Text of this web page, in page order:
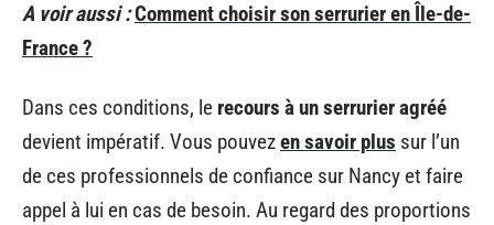
A voir aussi :Comment choisir son serrurier en Île-de-
France ?
Dans ces conditions, le recours à un serrurier agréé
devient impératif. Vous pouvezen savoir plus sur l’un
de ces professionnels de confiance sur Nancy et faire
appel à lui en cas de besoin. Au regard des proportions